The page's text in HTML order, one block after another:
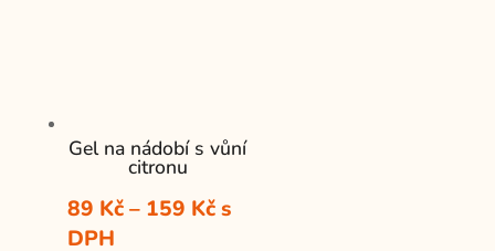
Gel na nádobí s vůní
citronu
89 Kč – 159 KčRozpětí
s
DPH